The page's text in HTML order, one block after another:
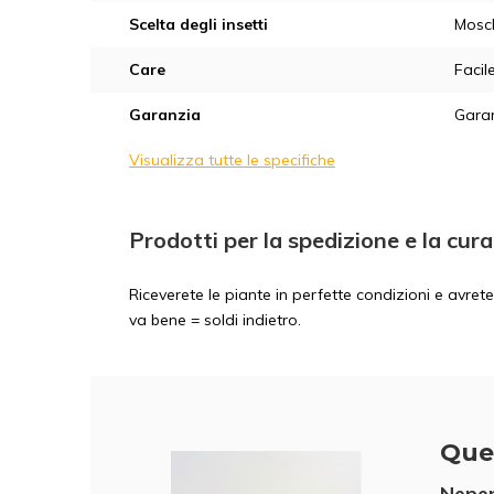
Scelta degli insetti
Care
Garanzia
Visualizza tutte le specifiche
Prodotti per la spedizione e la cura
Riceverete le piante in perfette condizioni e
va bene = soldi indietro.